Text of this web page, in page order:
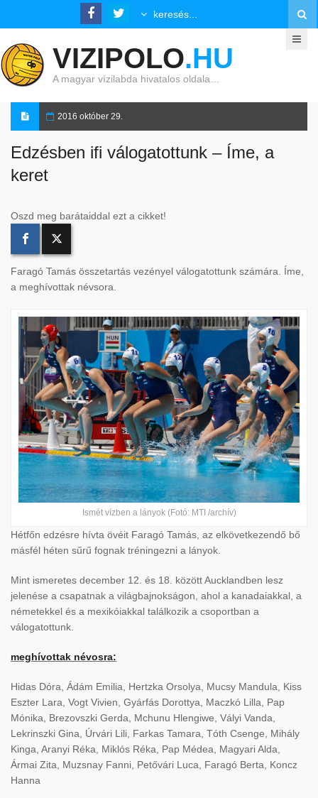
VIZIPOLO.HU
A magyar vízilabda hivatalos oldala…
2016 október 29.
Edzésben ifi válogatottunk – Íme, a
keret
Oszd meg barátaiddal ezt a cikket!
Faragó Tamás összetartás vezényel válogatottunk számára. Íme,
a meghívottak névsora.
Ismét vízben a lányok (Fotó: MTI /archív)
Hétfőn edzésre hívta övéit Faragó Tamás, az elkövetkezendő bő
másfél héten sűrű fognak tréningezni a lányok.
Mint ismeretes december 12. és 18. között Aucklandben lesz
jelenése a csapatnak a világbajnokságon, ahol a kanadaiakkal, a
németekkel és a mexikóiakkal találkozik a csoportban a
válogatottunk.
meghívottak névosra:
Hidas Dóra, Ádám Emilia, Hertzka Orsolya, Mucsy Mandula, Kiss
Eszter Lara, Vogt Vivien, Gyárfás Dorottya, Maczkó Lilla, Pap
Mónika, Brezovszki Gerda, Mchunu Hlengiwe, Vályi Vanda,
Lekrinszki Gina, Úrvári Lili, Farkas Tamara, Tóth Csenge, Mihály
Kinga, Aranyi Réka, Miklós Réka, Pap Médea, Magyari Alda,
Ármai Zita, Muzsnay Fanni, Petővári Luca, Faragó Berta, Koncz
Hanna